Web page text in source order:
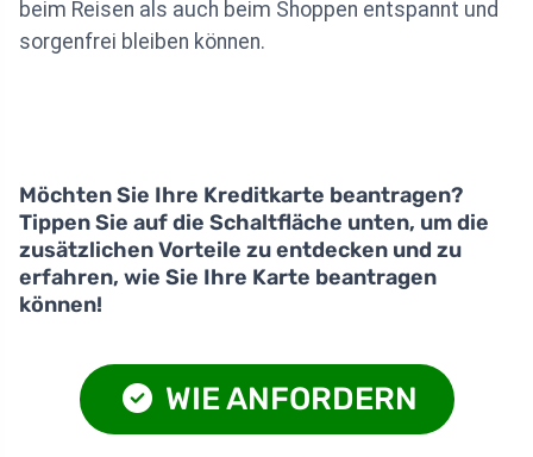
beim Reisen als auch beim Shoppen entspannt und
sorgenfrei bleiben können.
Möchten Sie Ihre Kreditkarte beantragen?
Tippen Sie auf die Schaltfläche unten, um die
zusätzlichen Vorteile zu entdecken und zu
erfahren, wie Sie Ihre Karte beantragen
können!
WIE ANFORDERN